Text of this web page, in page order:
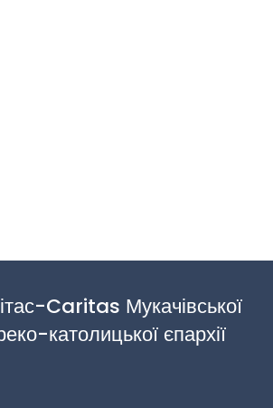
Caritas Мукачівської
католицької єпархії